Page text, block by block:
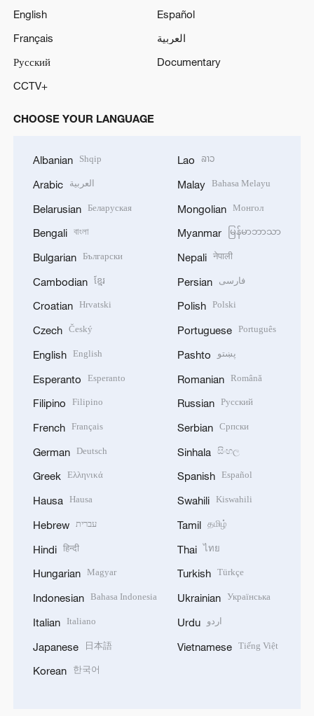
English
Español
Français
العربية
Русский
Documentary
CCTV+
CHOOSE YOUR LANGUAGE
Albanian Shqip
Arabic العربية
Belarusian Беларуская
Bengali বাংলা
Bulgarian Български
Cambodian ខ្មែរ
Croatian Hrvatski
Czech Český
English English
Esperanto Esperanto
Filipino Filipino
French Français
German Deutsch
Greek Ελληνικά
Hausa Hausa
Hebrew עברית
Hindi हिन्दी
Hungarian Magyar
Indonesian Bahasa Indonesia
Italian Italiano
Japanese 日本語
Korean 한국어
Lao ລາວ
Malay Bahasa Melayu
Mongolian Монгол
Myanmar မြန်မာဘာသာ
Nepali नेपाली
Persian فارسی
Polish Polski
Portuguese Português
Pashto پښتو
Romanian Română
Russian Русский
Serbian Српски
Sinhala සිංහල
Spanish Español
Swahili Kiswahili
Tamil தமிழ்
Thai ไทย
Turkish Türkçe
Ukrainian Українська
Urdu اردو
Vietnamese Tiếng Việt